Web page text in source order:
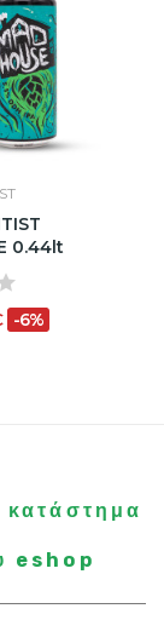
0.44lt
-6%
κατάστημα
eshop